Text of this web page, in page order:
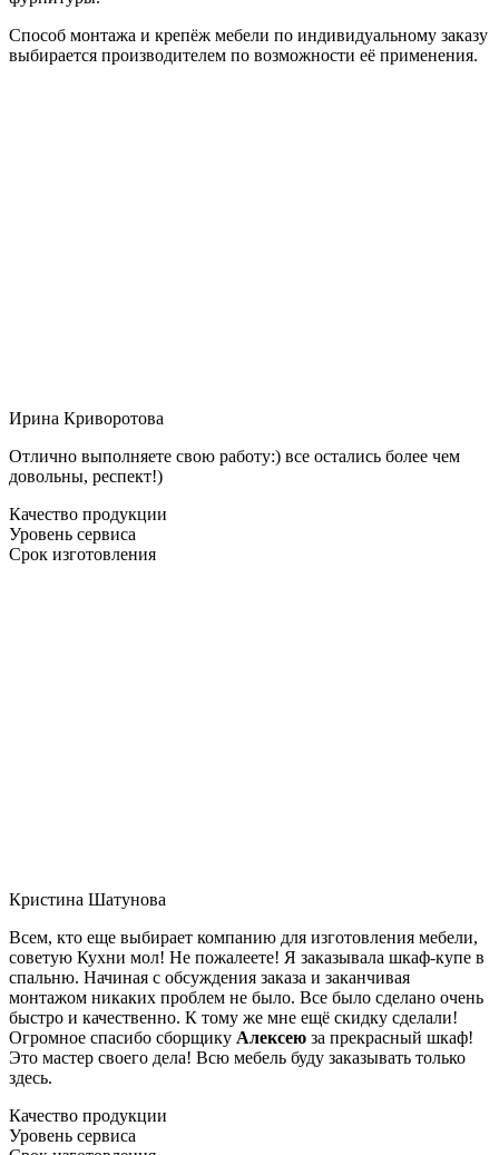
Способ монтажа и крепёж мебели по индивидуальному заказу
выбирается производителем по возможности её применения.
Ирина Криворотова
Отлично выполняете свою работу:) все остались более чем
довольны, респект!)
Качество продукции
Уровень сервиса
Срок изготовления
Кристина Шатунова
Всем, кто еще выбирает компанию для изготовления мебели,
советую Кухни мол! Не пожалеете! Я заказывала шкаф-купе в
спальню. Начиная с обсуждения заказа и заканчивая
монтажом никаких проблем не было. Все было сделано очень
быстро и качественно. К тому же мне ещё скидку сделали!
Огромное спасибо сборщику Алексею за прекрасный шкаф!
Это мастер своего дела! Всю мебель буду заказывать только
здесь.
Качество продукции
Уровень сервиса